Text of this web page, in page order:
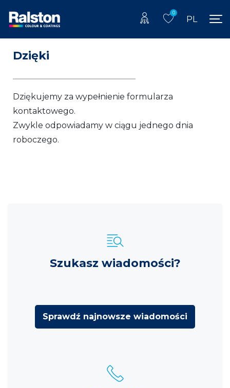
0
PL
Dzięki
Dziękujemy za wypełnienie formularza
kontaktowego.
Zwykle odpowiadamy w ciągu jednego dnia
roboczego.
Szukasz wiadomości?
Sprawdź najnowsze wiadomości